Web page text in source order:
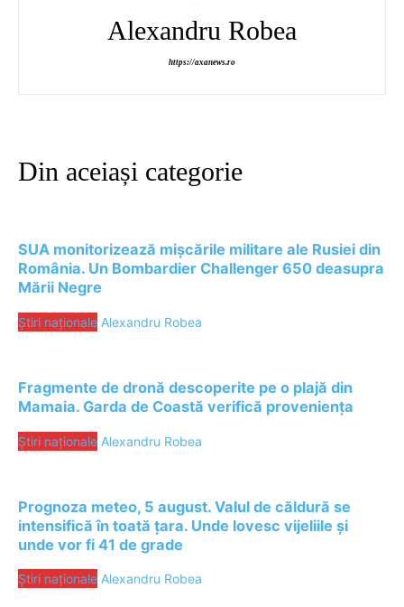
Alexandru Robea
https://axanews.ro
Din aceiași categorie
SUA monitorizează mișcările militare ale Rusiei din
România. Un Bombardier Challenger 650 deasupra
Mării Negre
Știri naționale Alexandru Robea
Fragmente de dronă descoperite pe o plajă din
Mamaia. Garda de Coastă verifică proveniența
Știri naționale Alexandru Robea
Prognoza meteo, 5 august. Valul de căldură se
intensifică în toată țara. Unde lovesc vijeliile și
unde vor fi 41 de grade
Știri naționale Alexandru Robea